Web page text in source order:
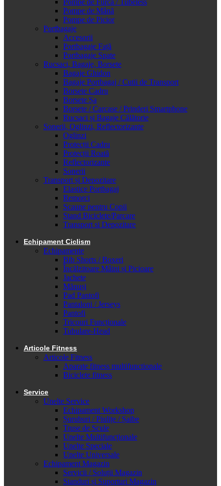
Pompe de Mână
Pompe de Picior
Portbagaje
Accesorii
Portbagaje Față
Portbagaje Spate
Rucsaci, Bagaje, Borsete
Bagaje Ghidon
Bagaje Portbagaj / Cutii de Transport
Borsete Cadru
Borsete Șa
Borsete / Carcase / Prinderi Smartphone
Rucsaci și Bagaje Călătorie
Sonerii, Oglinzi, Reflectorizante
Oglinzi
Protecții Cadru
Protecții Roată
Reflectorizante
Sonerii
Transport și Depozitare
Elastice Portbagaj
Remorci
Scaune pentru Copii
Stand Biciclete/Parcare
Transport si Depozitare
Echipament Ciclism
Echipamente
Bib Shorts / Boxeri
Încălzitoare Mâini și Picioare
Jachete
Mănuși
Pad Pantofi
Pantaloni / Jerseys
Pantofi
Tricouri Funcționale
Tubulare-Head
Articole Fitness
Articole Fitness
Aparate fitness multifunctionale
Biciclete fitness
Service
Unelte Service
Echipament Workshop
Șuruburi / Piulițe / Șaibe
Truse de Scule
Unelte Multifuncționale
Unelte Speciale
Unelte Universale
Echipament Magazin
Servicii / Soluții Magazin
Standuri și Suporturi Magazin